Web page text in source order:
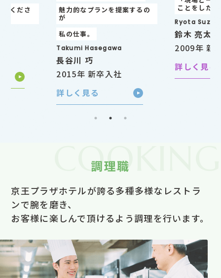
案するの
ことをしたい」
Ryota Suzuki
鈴木 亮太
2009年 新卒入社
詳しく見る
「なんでも
い！」
Kana
轟 可奈
詳しく見る
調理職
COOKING
京王プラザホテルが誇る多種多様なレストラ
ンで腕を磨き、
お客様に楽しんで頂けるよう調理を行います。